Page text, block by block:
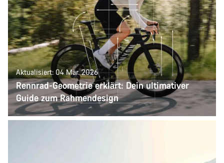
Aktualisiert: 04 Mär. 2026
Rennrad-Geometrie erklärt: Dein ultimativer
Guide zum Rahmendesign